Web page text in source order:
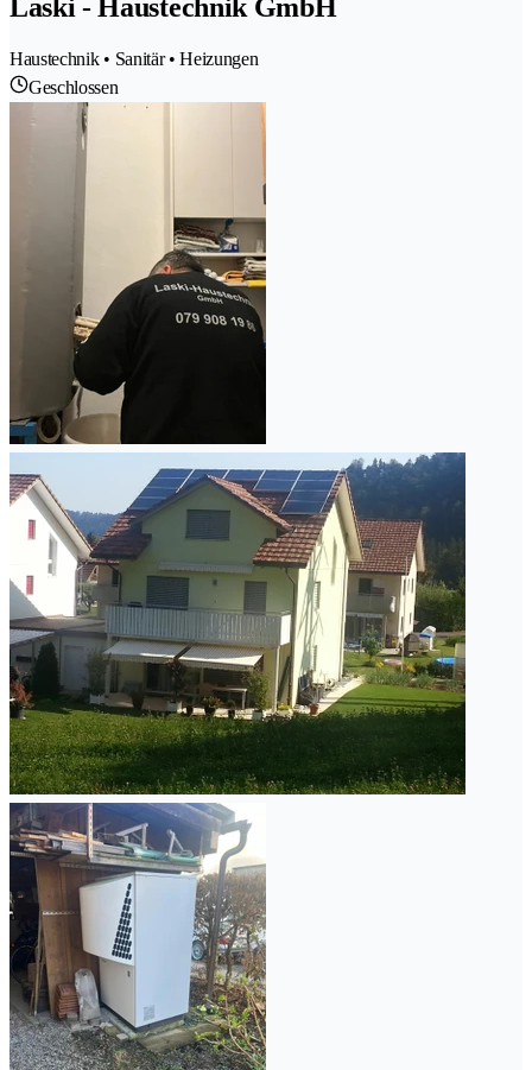
Laski - Haustechnik GmbH
Haustechnik • Sanitär • Heizungen
Geschlossen